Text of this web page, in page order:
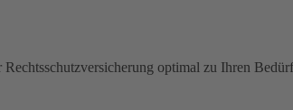
optimal zu Ihren